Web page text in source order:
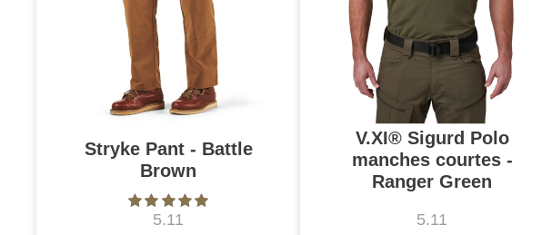
Stryke Pant - Battle
Brown
5.11
V.XI® Sigurd Polo
manches courtes -
Ranger Green
5.11